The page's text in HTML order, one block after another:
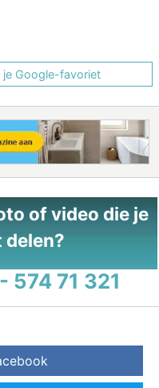
je Google-favoriet
of video die je
delen?
574 71 321